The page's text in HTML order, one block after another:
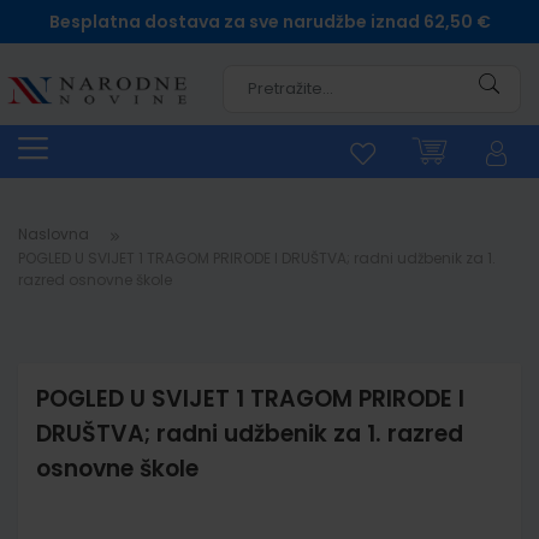
Besplatna dostava za sve narudžbe iznad 62,50 €
Naslovna
POGLED U SVIJET 1 TRAGOM PRIRODE I
DRUŠTVA; radni udžbenik za 1. razred
osnovne škole